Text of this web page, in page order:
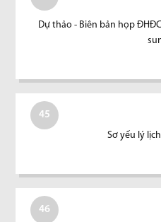
Dự thảo - Biên bản họp
45
Sơ yếu lý
46